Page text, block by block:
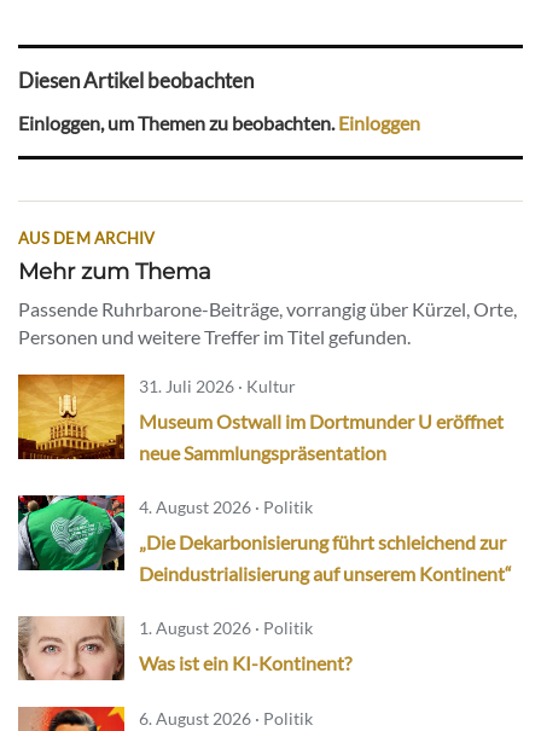
Diesen Artikel beobachten
Einloggen, um Themen zu beobachten.Einloggen
AUS DEM ARCHIV
Mehr zum Thema
Passende Ruhrbarone-Beiträge, vorrangig über Kürzel, Orte,
Personen und weitere Treffer im Titel gefunden.
31. Juli 2026 · Kultur
Museum Ostwall im Dortmunder U eröffnet
neue Sammlungspräsentation
4. August 2026 · Politik
„Die Dekarbonisierung führt schleichend zur
Deindustrialisierung auf unserem Kontinent“
1. August 2026 · Politik
Was ist ein KI-Kontinent?
6. August 2026 · Politik